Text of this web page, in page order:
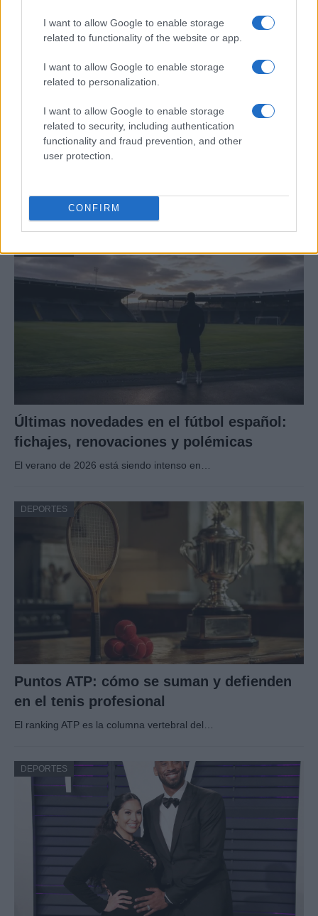
I want to allow Google to enable storage
related to functionality of the website or app.
I want to allow Google to enable storage
related to personalization.
I want to allow Google to enable storage
related to security, including authentication
functionality and fraud prevention, and other
user protection.
CONFIRM
Guía completa del 4-3-3: roles,
El 4-3-3 es una de las formaciones más…
Últimas novedades en el fútbol español:
fichajes, renovaciones y polémicas
El verano de 2026 está siendo intenso en…
DEPORTES
Puntos ATP: cómo se suman y defienden
en el tenis profesional
El ranking ATP es la columna vertebral del…
DEPORTES